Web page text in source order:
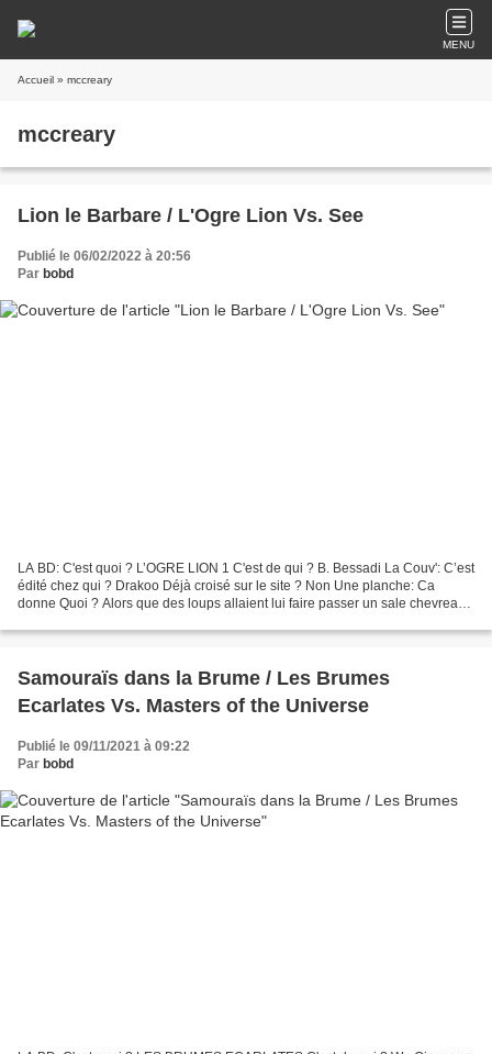
MENU
Accueil » mccreary
mccreary
Lion le Barbare / L'Ogre Lion Vs. See
Publié le 06/02/2022 à 20:56
Par bobd
LA BD: C'est quoi ? L’OGRE LION 1 C'est de qui ? B. Bessadi La Couv': C’est
édité chez qui ? Drakoo Déjà croisé sur le site ? Non Une planche: Ca
donne Quoi ? Alors que des loups allaient lui faire passer un sale chevreau
Samouraïs dans la Brume / Les Brumes
Ecarlates Vs. Masters of the Universe
Publié le 09/11/2021 à 09:22
Par bobd